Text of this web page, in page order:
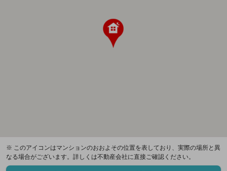
※ このアイコンはマンションのおおよその位置を表しており、実際の場所と異
なる場合がございます。詳しくは不動産会社に直接ご確認ください。